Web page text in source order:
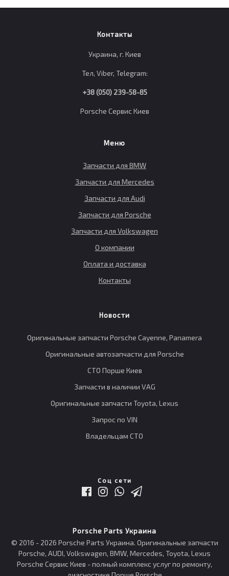
Контакты
Украина, г. Киев
Тел, Viber, Telegram:
+38 (050) 239-58-85
Porsche Сервис Киев
Меню
Запчасти для BMW
Запчасти для Mercedes
Запчасти для Audi
Запчасти для Porsche
Запчасти для Volkswagen
О компании
Оплата и доставка
Контакты
Новости
Оригинальные запчасти Porsche Cayenne, Panamera
Оригинальные автозапчасти для Porsche
СТО Порше Киев
Запчасти в наличии VAG
Оригинальные запчасти Toyota, Lexus
Запрос по VIN
Владельцам СТО
Соц сети
Porsche Parts Украина
© 2016 - 2026 Porsche Parts Украина. Оригинальные запчасти
Porsche, AUDI, Volkswagen, BMW, Mercedes, Toyota, Lexus
Porsche Сервис Киев - полный комплекс услуг по ремонту,